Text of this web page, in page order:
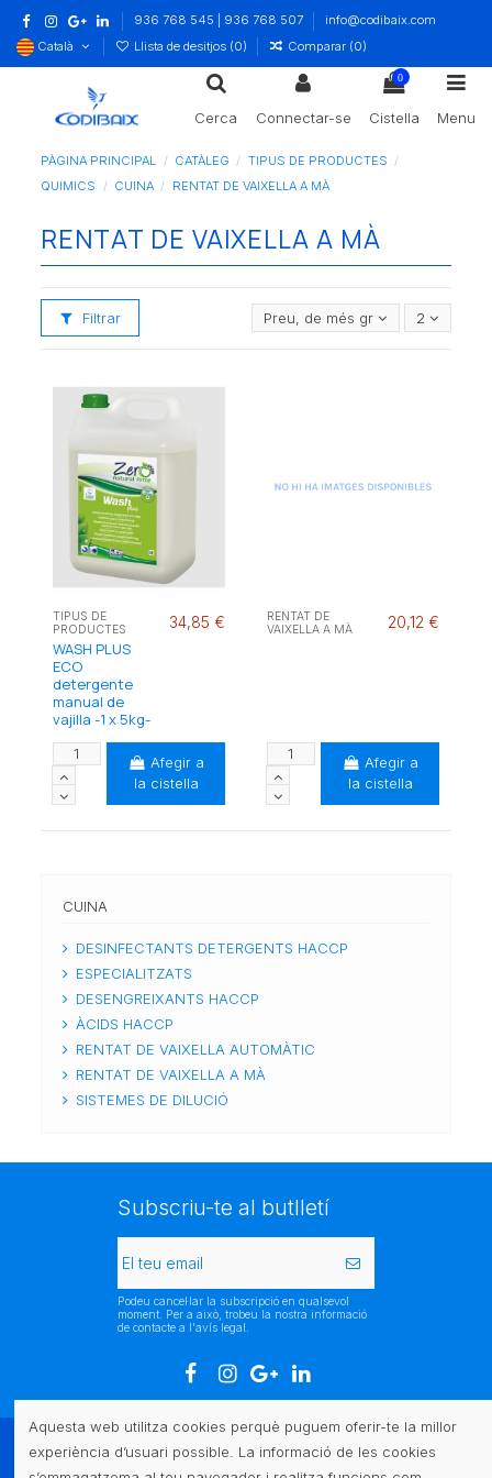
936 768 545 | 936 768 507
info@codibaix.com
Català
Llista de desitjos (0) Comparar (0)
Cerca Connectar-se
0
Cistella Menu
PÀGINA PRINCIPAL CATÀLEG
TIPUS DE PRODUCTES
QUIMICS
CUINA RENTAT DE VAIXELLA A MÀ
RENTAT DE VAIXELLA A MÀ
Filtrar Preu, de més gran a més petit
2
TIPUS DE
PRODUCTES
WASH PLUS
ECO
detergente
manual de
vajilla -1 x 5kg-
34,85 €
Afegir a
la cistella
RENTAT DE
VAIXELLA A MÀ
20,12 €
Afegir a
la cistella
CUINA
DESINFECTANTS DETERGENTS HACCP
ESPECIALITZATS
DESENGREIXANTS HACCP
ÀCIDS HACCP
RENTAT DE VAIXELLA AUTOMÀTIC
RENTAT DE VAIXELLA A MÀ
SISTEMES DE DILUCIÓ
Subscriu-te al butlletí
Podeu cancel·lar la subscripció en qualsevol
moment. Per a això, trobeu la nostra informació
de contacte a l'avís legal.
Atenció al client
Aquesta web utilitza cookies perquè puguem oferir-te la millor
experiència d’usuari possible. La informació de les cookies